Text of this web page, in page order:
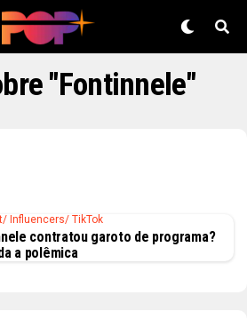
"Fontinnele"
Influencers/ TikTok
contratou garoto de programa?
a polêmica